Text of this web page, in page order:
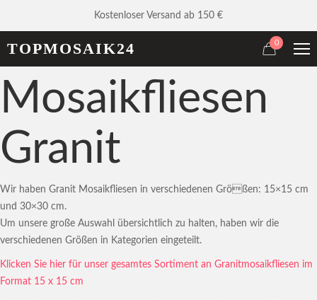
Kostenloser Versand ab 150 €
TOPMOSAIK24 0
Mosaikfliesen
Granit
Wir haben Granit Mosaikfliesen in verschiedenen Größen: 15×15 cm
und 30×30 cm.
Um unsere große Auswahl übersichtlich zu halten, haben wir die
verschiedenen Größen in Kategorien eingeteilt.
Klicken Sie hier für unser gesamtes Sortiment an Granitmosaikfliesen im
Format 15 x 15 cm